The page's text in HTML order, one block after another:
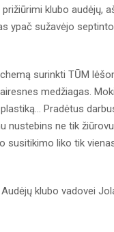
klubo audėjų,
ypač sužavėjo
surinkti TŪM
medžiagas.
Pradėtus
nustebins ne tik
susitikimo liko tik
klubo vadovei